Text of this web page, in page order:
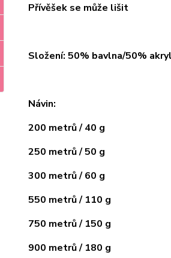
Přívěšek se může lišit
Složení: 50% bavlna/50% akryl
Návin:
200 metrů / 40 g
250 metrů / 50 g
300 metrů / 60 g
550 metrů / 110 g
750 metrů / 150 g
900 metrů / 180 g